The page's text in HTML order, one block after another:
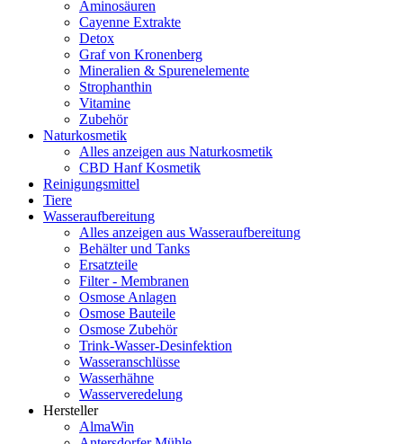
Aminosäuren
Cayenne Extrakte
Detox
Graf von Kronenberg
Mineralien & Spurenelemente
Strophanthin
Vitamine
Zubehör
Naturkosmetik
Alles anzeigen aus Naturkosmetik
CBD Hanf Kosmetik
Reinigungsmittel
Tiere
Wasseraufbereitung
Alles anzeigen aus Wasseraufbereitung
Behälter und Tanks
Ersatzteile
Filter - Membranen
Osmose Anlagen
Osmose Bauteile
Osmose Zubehör
Trink-Wasser-Desinfektion
Wasseranschlüsse
Wasserhähne
Wasserveredelung
Hersteller
AlmaWin